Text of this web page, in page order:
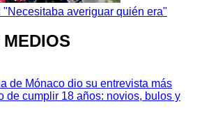
"Necesitaba averiguar quién era"
de Mónaco dio su entrevista más
de cumplir 18 años: novios, bulos y